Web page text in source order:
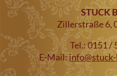
STUCK
Zillerstraße 6,
Tel.: 0151 /
E-Mail: